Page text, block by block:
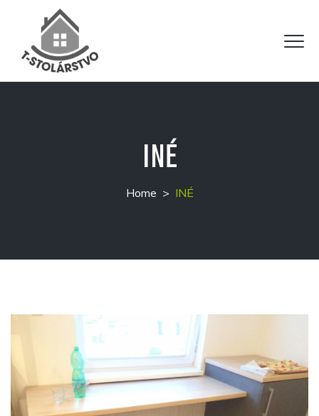
INÉ
Home > INÉ